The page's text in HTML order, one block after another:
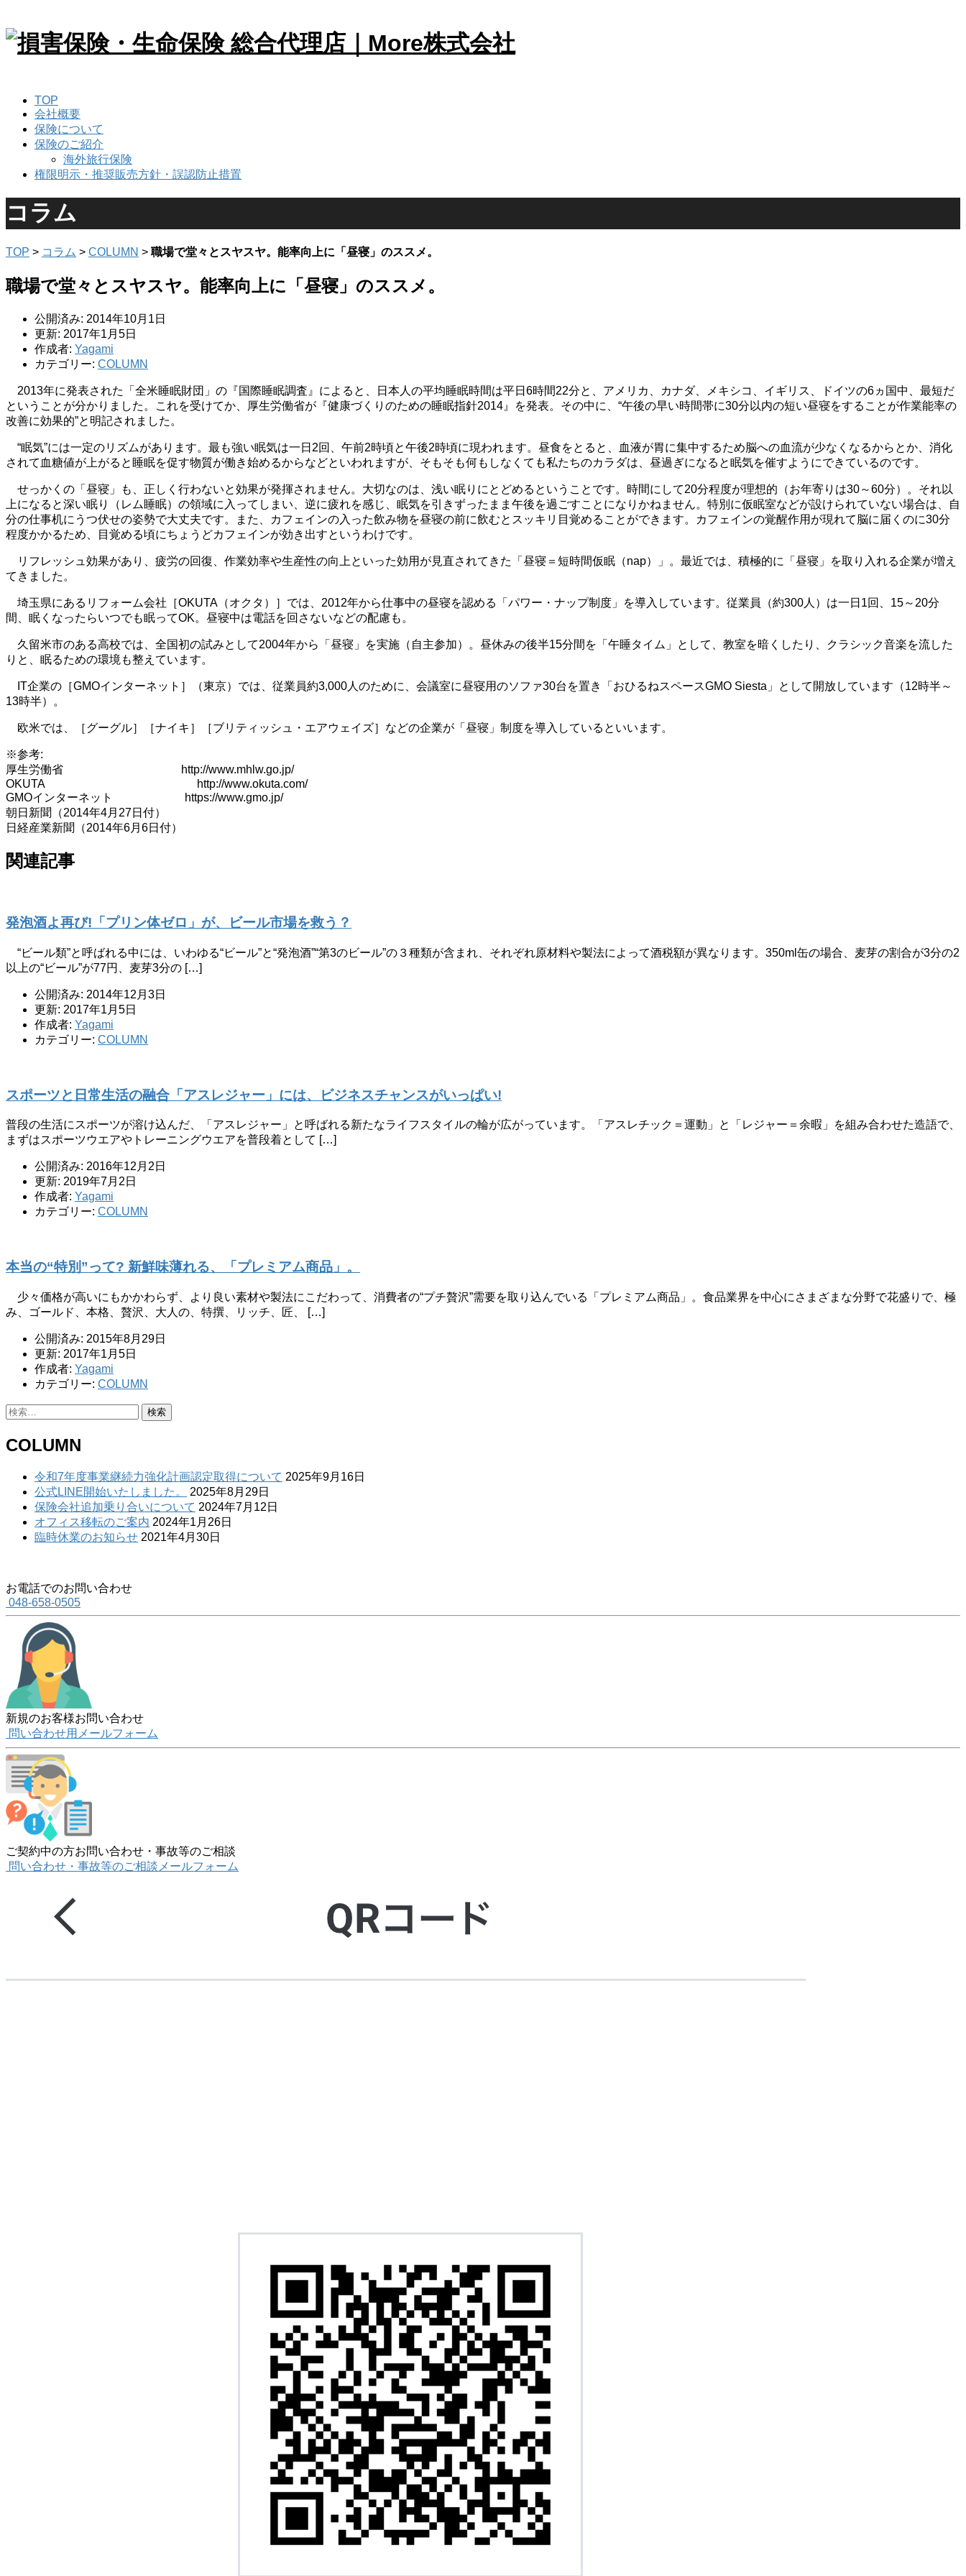
TOP
会社概要
保険について
保険のご紹介
海外旅行保険
権限明示・推奨販売方針・誤認防止措置
コラム
TOP > コラム > COLUMN > 職場で堂々とスヤスヤ。能率向上に「昼寝」のススメ。
職場で堂々とスヤスヤ。能率向上に「昼寝」のススメ。
公開済み: 2014年10月1日
更新: 2017年1月5日
作成者: Yagami
カテゴリー: COLUMN
2013年に発表された「全米睡眠財団」の『国際睡眠調査』によると、日本人の平均睡眠時間は平日6時間22分と、アメリカ、カナダ、メキシコ、イギリス、ドイツの6ヵ国中、最短だ
ということが分かりました。これを受けてか、厚生労働省が『健康づくりのための睡眠指針2014』を発表。その中に、“午後の早い時間帯に30分以内の短い昼寝をすることが作業能率の
改善に効果的”と明記されました。
“眠気”には一定のリズムがあります。最も強い眠気は一日2回、午前2時頃と午後2時頃に現われます。昼食をとると、血液が胃に集中するため脳への血流が少なくなるからとか、消化
されて血糖値が上がると睡眠を促す物質が働き始めるからなどといわれますが、そもそも何もしなくても私たちのカラダは、昼過ぎになると眠気を催すようにできているのです。
せっかくの「昼寝」も、正しく行わないと効果が発揮されません。大切なのは、浅い眠りにとどめるということです。時間にして20分程度が理想的（お年寄りは30～60分）。それ以
上になると深い眠り（レム睡眠）の領域に入ってしまい、逆に疲れを感じ、眠気を引きずったまま午後を過ごすことになりかねません。特別に仮眠室などが設けられていない場合は、自
分の仕事机にうつ伏せの姿勢で大丈夫です。また、カフェインの入った飲み物を昼寝の前に飲むとスッキリ目覚めることができます。カフェインの覚醒作用が現れて脳に届くのに30分
程度かかるため、目覚める頃にちょうどカフェインが効き出すというわけです。
リフレッシュ効果があり、疲労の回復、作業効率や生産性の向上といった効用が見直されてきた「昼寝＝短時間仮眠（nap）」。最近では、積極的に「昼寝」を取り入れる企業が増え
てきました。
埼玉県にあるリフォーム会社［OKUTA（オクタ）］では、2012年から仕事中の昼寝を認める「パワー・ナップ制度」を導入しています。従業員（約300人）は一日1回、15～20分
間、眠くなったらいつでも眠ってOK。昼寝中は電話を回さないなどの配慮も。
久留米市のある高校では、全国初の試みとして2004年から「昼寝」を実施（自主参加）。昼休みの後半15分間を「午睡タイム」として、教室を暗くしたり、クラシック音楽を流した
りと、眠るための環境も整えています。
IT企業の［GMOインターネット］（東京）では、従業員約3,000人のために、会議室に昼寝用のソファ30台を置き「おひるねスペースGMO Siesta」として開放しています（12時半～
13時半）。
欧米では、［グーグル］［ナイキ］［ブリティッシュ・エアウェイズ］などの企業が「昼寝」制度を導入しているといいます。
※参考:
厚生労働省 http://www.mhlw.go.jp/
OKUTA http://www.okuta.com/
GMOインターネット https://www.gmo.jp/
朝日新聞（2014年4月27日付）
日経産業新聞（2014年6月6日付）
関連記事
発泡酒よ再び!「プリン体ゼロ」が、ビール市場を救う？
“ビール類”と呼ばれる中には、いわゆる“ビール”と“発泡酒”“第3のビール”の３種類が含まれ、それぞれ原材料や製法によって酒税額が異なります。350ml缶の場合、麦芽の割合が3分の2
以上の“ビール”が77円、麦芽3分の […]
公開済み: 2014年12月3日
更新: 2017年1月5日
作成者: Yagami
カテゴリー: COLUMN
スポーツと日常生活の融合「アスレジャー」には、ビジネスチャンスがいっぱい!
普段の生活にスポーツが溶け込んだ、「アスレジャー」と呼ばれる新たなライフスタイルの輪が広がっています。「アスレチック＝運動」と「レジャー＝余暇」を組み合わせた造語で、
まずはスポーツウエアやトレーニングウエアを普段着として […]
公開済み: 2016年12月2日
更新: 2019年7月2日
作成者: Yagami
カテゴリー: COLUMN
本当の“特別”って? 新鮮味薄れる、「プレミアム商品」。
少々価格が高いにもかかわらず、より良い素材や製法にこだわって、消費者の“プチ贅沢”需要を取り込んでいる「プレミアム商品」。食品業界を中心にさまざまな分野で花盛りで、極
み、ゴールド、本格、贅沢、大人の、特撰、リッチ、匠、 […]
公開済み: 2015年8月29日
更新: 2017年1月5日
作成者: Yagami
カテゴリー: COLUMN
検
COLUMN
令和7年度事業継続力強化計画認定取得について 2025年9月16日
公式LINE開始いたしました。
2025年8月29日
保険会社追加乗り合いについて 2024年7月12日
オフィス移転のご案内 2024年1月26日
臨時休業のお知らせ 2021年4月30日
お電話でのお問い合わせ
048-658-0505
新規のお客様お問い合わせ
問い合わせ用メールフォーム
ご契約中の方お問い合わせ・事故等のご相談
問い合わせ・事故等のご相談メールフォーム